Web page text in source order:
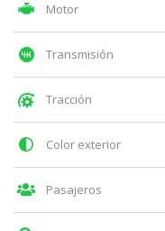
Motor
Transmisión
Tracción
Color exterior
Pasajeros